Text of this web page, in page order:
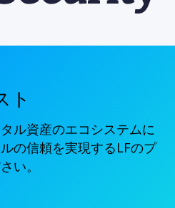
ト
ル資産のエコシステムに
の信頼を実現するLFのプ
い。